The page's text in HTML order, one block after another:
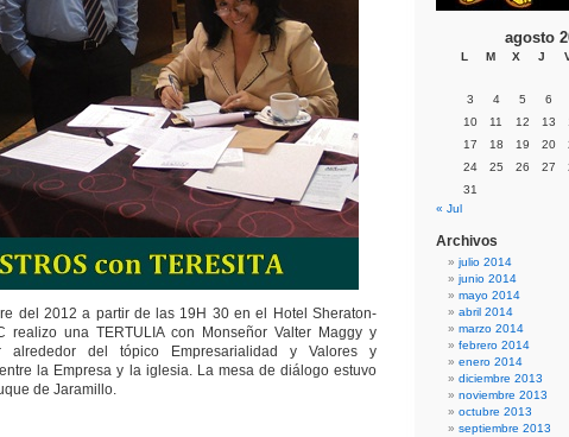
del 2012 a partir de las 19H 30 en el Hotel Sheraton-
realizo una TERTULIA con Monseñor Valter Maggy y
alrededor del tópico Empresarialidad y Valores y
la Empresa y la iglesia. La mesa de diálogo estuvo
de Jaramillo.
agosto
L M X J
3
4 5 6
10
11 12 13
17
18 19 20
24
25 26 27
31
« Jul
Archivos
julio 2014
junio 2014
mayo 2014
abril 2014
marzo 2014
febrero 2014
enero 2014
diciembre 2013
noviembre 2013
octubre 2013
septiembre 2013